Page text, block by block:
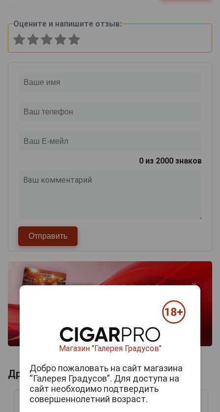
Оцените и напишите отзыв:
0 из 2000 знаков
Другие продукты бренда VEGUEROS
Магазин "Галерея Градусов"
Добро пожаловать на сайт магазина
“Галерея Градусов”. Для доступа на
сайт необходимо подтвердить
совершеннолетний возраст.